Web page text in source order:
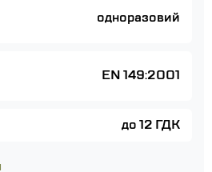
одноразовий
EN 149:2001
до 12 ГДК